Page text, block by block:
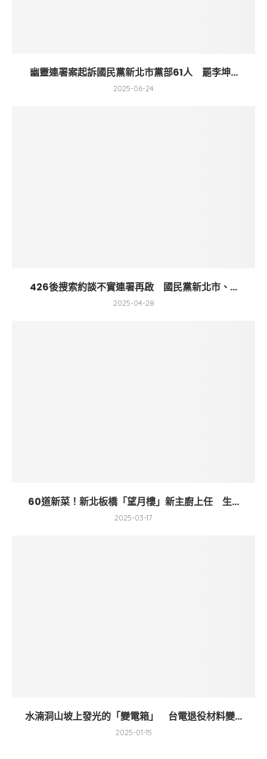
幽靈連署案起訴國民黨新北市黨部61人 罷李坤...
2025-06-24
426後搜索約談不實連署再啟 國民黨新北市、...
2025-04-28
60道新菜！新北板橋「望月樓」新主廚上任 生...
2025-03-17
水湳洞山坡上發光的「變電箱」 台電退役材料變...
2025-01-15